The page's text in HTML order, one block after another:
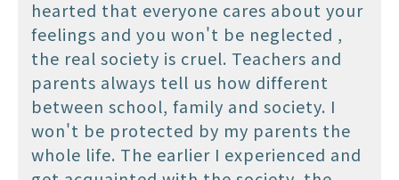
hearted that everyone cares about your
feelings and you won't be neglected ,
the real society is cruel. Teachers and
parents always tell us how different
between school, family and society. I
won't be protected by my parents the
whole life. The earlier I experienced and